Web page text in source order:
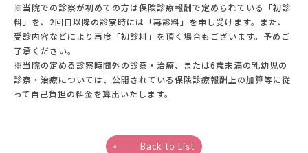
※当院での診察が初めての方は保険診療報酬で定められている「初診
料」を、2回目以降の診察時には「再診料」を申し受けます。また、
受診内容などにより再度「初診料」を頂く場合もございます。予めご
了承ください。
※当院の定める診察時間外の診察・治療、または6歳未満の乳幼児の
診察・治療については、公開されている保険診療報酬上の加算等に従
って自己負担の料金を算出いたします。
Back to List